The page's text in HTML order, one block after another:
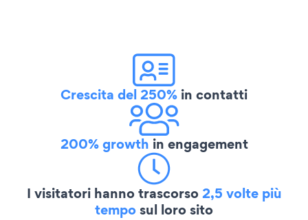
Crescita del 250% in contatti
200% growth in engagement
I visitatori hanno trascorso2,5 volte più
temposul loro sito